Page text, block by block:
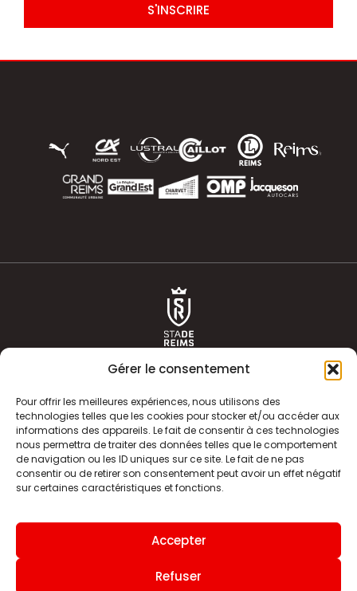
Gérer le consentement
Pour offrir les meilleures expériences, nous utilisons des
technologies telles que les cookies pour stocker et/ou accéder aux
informations des appareils. Le fait de consentir à ces technologies
nous permettra de traiter des données telles que le comportement
de navigation ou les ID uniques sur ce site. Le fait de ne pas
consentir ou de retirer son consentement peut avoir un effet négatif
sur certaines caractéristiques et fonctions.
Accepter
Refuser
S'INSCRIRE
ACTUALITÉS
CLUB
BOUTIQUE
HISTOIRE
ÉQUIPE PREMIERE
INFOS ET CONTACT